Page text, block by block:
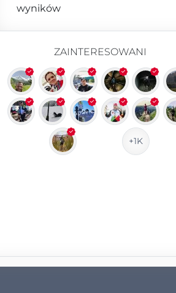
wyników
ZAINTERESOWANI
+1K